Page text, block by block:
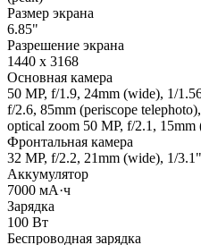
Размер экрана
6.85"
Разрешение экрана
1440 x 3168
Основная камера
50 MP, f/1.9, 24mm (wide), 1/
f/2.6, 85mm (periscope
optical zoom 50 MP, f/2.1,
Фронтальная камера
32 MP, f/2.2, 21mm (wide), 1/
Аккумулятор
7000 мА·ч
Зарядка
100 Вт
Беспроводная зарядка